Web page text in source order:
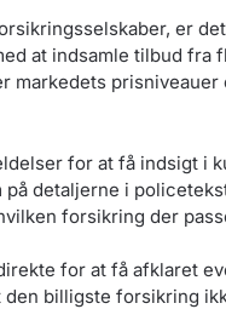
er
at indsamle tilbud fra
markedets prisniveauer
for at få indsigt i
detaljerne i
forsikring der
for at få afklaret
billigste forsikring